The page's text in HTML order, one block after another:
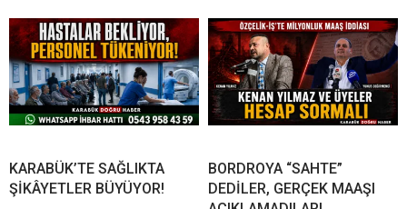
KARABÜK’TE SAĞLIKTA
ŞİKÂYETLER BÜYÜYOR!
BORDROYA “SAHTE”
DEDİLER, GERÇEK MAAŞI